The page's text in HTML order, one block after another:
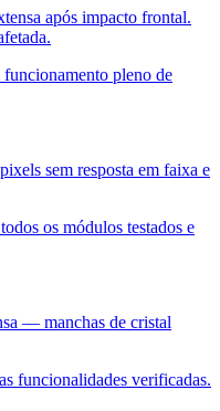
após impacto frontal.
pleno de
sem resposta em faixa e
os módulos testados e
— manchas de cristal
funcionalidades verificadas.